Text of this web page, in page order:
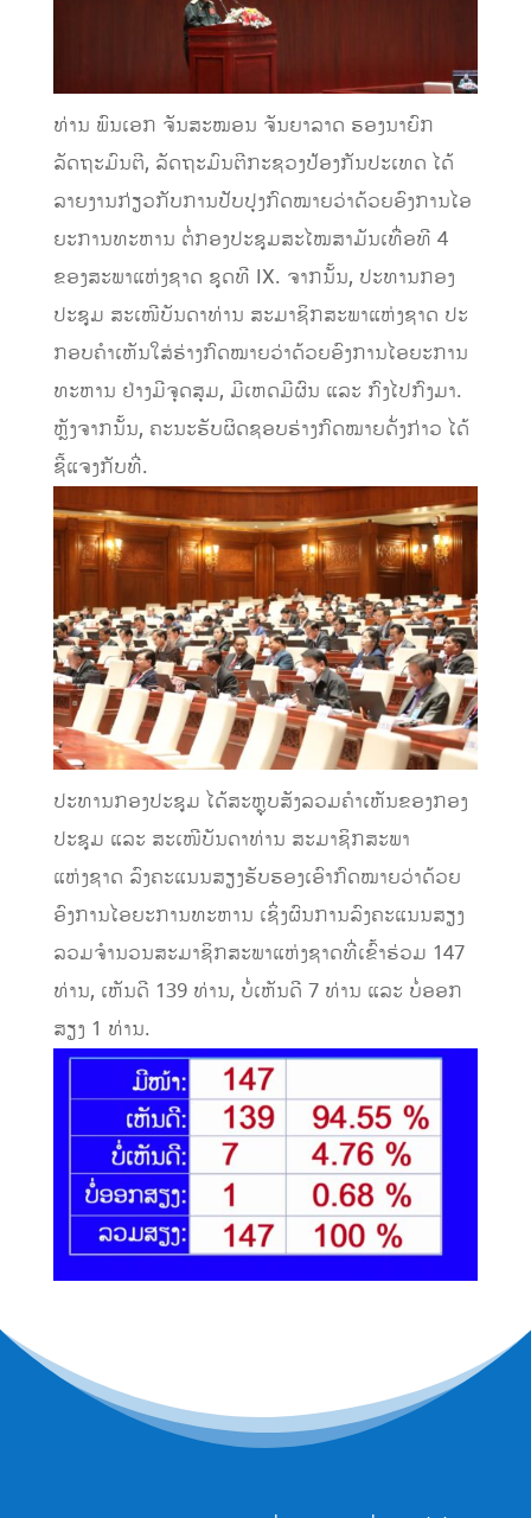
ທ່ານ ພົນເອກ ຈັນສະໝອນ ຈັນຍາລາດ ຮອງນາຍົກ
ລັດຖະມົນຕີ, ລັດຖະມົນຕີກະຊວງປ້ອງກັນປະເທດ ໄດ້
ລາຍງານກ່ຽວກັບການປັບປຸງກົດໝາຍວ່າດ້ວຍອົງການໄອ
ຍະການທະຫານ ຕໍ່ກອງປະຊຸມສະໄໝສາມັນເທື່ອທີ 4
ຂອງສະພາແຫ່ງຊາດ ຊຸດທີ IX. ຈາກນັ້ນ, ປະທານກອງ
ປະຊຸມ ສະເໜີບັນດາທ່ານ ສະມາຊິກສະພາແຫ່ງຊາດ ປະ
ກອບຄໍາເຫັນໃສ່ຮ່າງກົດໝາຍວ່າດ້ວຍອົງການໄອຍະການ
ທະຫານ ຢ່າງມີຈຸດສຸມ, ມີເຫດມີຜົນ ແລະ ກົງໄປກົງມາ.
ຫຼັງຈາກນັ້ນ, ຄະນະຮັບຜິດຊອບຮ່າງກົດໝາຍດັ່ງກ່າວ ໄດ້
ຊີ້ແຈງກັບທີ່.
ປະທານກອງປະຊຸມ ໄດ້ສະຫຼຸບສັງລວມຄໍາເຫັນຂອງກອງ
ປະຊຸມ ແລະ ສະເໜີບັນດາທ່ານ ສະມາຊິກສະພາ
ແຫ່ງຊາດ ລົງຄະແນນສຽງຮັບຮອງເອົາກົດໝາຍວ່າດ້ວຍ
ອົງການໄອຍະການທະຫານ ເຊິ່ງຜົນການລົງຄະແນນສຽງ
ລວມຈໍານວນສະມາຊິກສະພາແຫ່ງຊາດທີ່ເຂົ້າຮ່ວມ 147
ທ່ານ, ເຫັນດີ 139 ທ່ານ, ບໍ່ເຫັນດີ 7 ທ່ານ ແລະ ບໍ່ອອກ
ສຽງ 1 ທ່ານ.